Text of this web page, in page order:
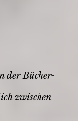
der Bücher-
zwischen